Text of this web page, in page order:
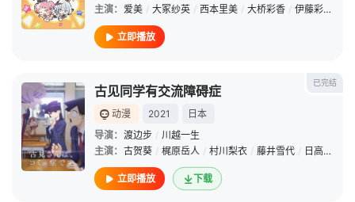
主演： 爱美 / 大冢纱英 / 西本里美 / 大桥彩香 / 伊藤彩沙
立即播放
已完结
古见同学有交流障碍症
动漫 2021
日本
导演： 渡边步 / 川越一生
主演： 古贺葵 / 梶原岳人 / 村川梨衣 / 藤井雪代 / 日高里菜
立即播放 下载